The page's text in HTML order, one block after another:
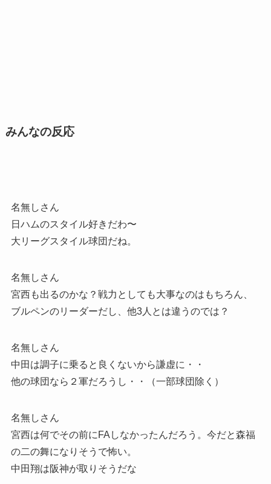
みんなの反応
名無しさん
日ハムのスタイル好きだわ〜
大リーグスタイル球団だね。
名無しさん
宮西も出るのかな？戦力としても大事なのはもちろん、
ブルペンのリーダーだし、他3人とは違うのでは？
名無しさん
中田は調子に乗ると良くないから謙虚に・・
他の球団なら２軍だろうし・・（一部球団除く）
名無しさん
宮西は何でその前にFAしなかったんだろう。今だと森福
の二の舞になりそうで怖い。
中田翔は阪神が取りそうだな